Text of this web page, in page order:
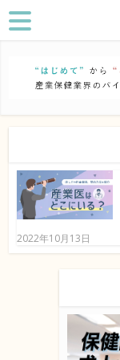
2022年10月13日